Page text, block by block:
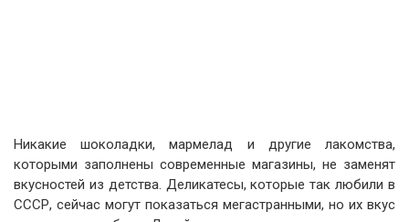
Никакие шоколадки, мармелад и другие лакомства,
которыми заполнены современные магазины, не заменят
вкусностей из детства. Деликатесы, которые так любили в
СССР, сейчас могут показаться мегастранными, но их вкус